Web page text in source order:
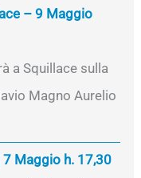
– 9 Maggio
a Squillace sulla
Magno Aurelio
Maggio h. 17,30